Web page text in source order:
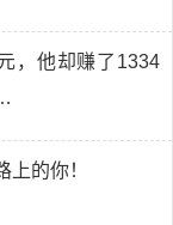
，他却赚了1334
的你！